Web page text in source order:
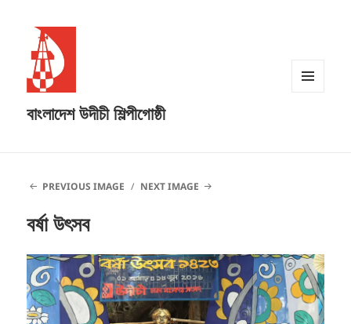
বাংলাদেশ উদীচী শিল্পীগোষ্ঠী
PREVIOUS IMAGE NEXT IMAGE
বর্ষা উৎসব